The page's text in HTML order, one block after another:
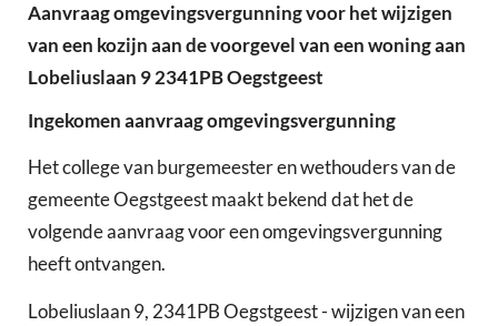
Aanvraag omgevingsvergunning voor het wijzigen
van een kozijn aan de voorgevel van een woning aan
Lobeliuslaan 9 2341PB Oegstgeest
Ingekomen aanvraag omgevingsvergunning
Het college van burgemeester en wethouders van de
gemeente Oegstgeest maakt bekend dat het de
volgende aanvraag voor een omgevingsvergunning
heeft ontvangen.
Lobeliuslaan 9, 2341PB Oegstgeest - wijzigen van een